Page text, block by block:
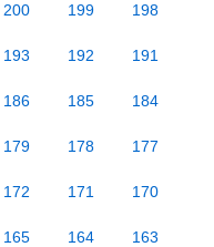
200 199 198
193 192 191
186 185 184
179 178 177
172 171 170
165 164 163